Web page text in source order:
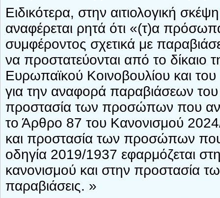
Ειδικότερα, στην αιτιολογική
αναφέρεται ρητά ότι «(τ)α
συμφέροντος σχετικά με
να προστατεύονται από το
Ευρωπαϊκού Κοινοβουλίου και
για την αναφορά παραβιάσεων
προστασία των προσώπων που
το Άρθρο 87 του Κανονισμού
και προστασία των προσώπων που
οδηγία 2019/1937 εφαρμόζεται
κανονισμού και στην προστασία
παραβιάσεις. »